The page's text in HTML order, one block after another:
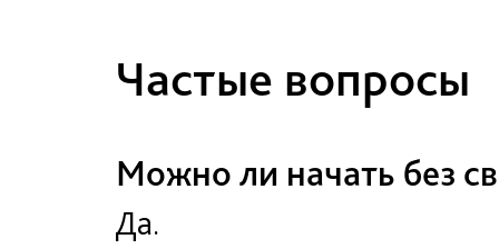
Частые вопросы
Можно ли начать без
Да.